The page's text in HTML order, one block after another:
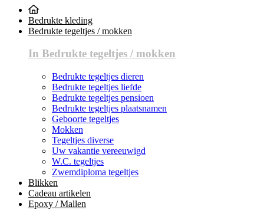
Bedrukte kleding
Bedrukte tegeltjes / mokken
In Bedrukte tegeltjes / mokken
Bedrukte tegeltjes dieren
Bedrukte tegeltjes liefde
Bedrukte tegeltjes pensioen
Bedrukte tegeltjes plaatsnamen
Geboorte tegeltjes
Mokken
Tegeltjes diverse
Uw vakantie vereeuwigd
W.C. tegeltjes
Zwemdiploma tegeltjes
Blikken
Cadeau artikelen
Epoxy / Mallen